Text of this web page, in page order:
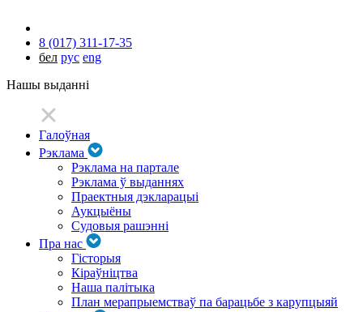
8 (017) 311-17-35
бел рус eng
Нашы выданні
Галоўная
Рэклама
Рэклама на партале
Рэклама ў выданнях
Праектныя дэкларацыі
Аукцыёны
Судовыя рашэнні
Пра нас
Гісторыя
Кіраўніцтва
Наша палітыка
План мерапрыемстваў па барацьбе з карупцыяй